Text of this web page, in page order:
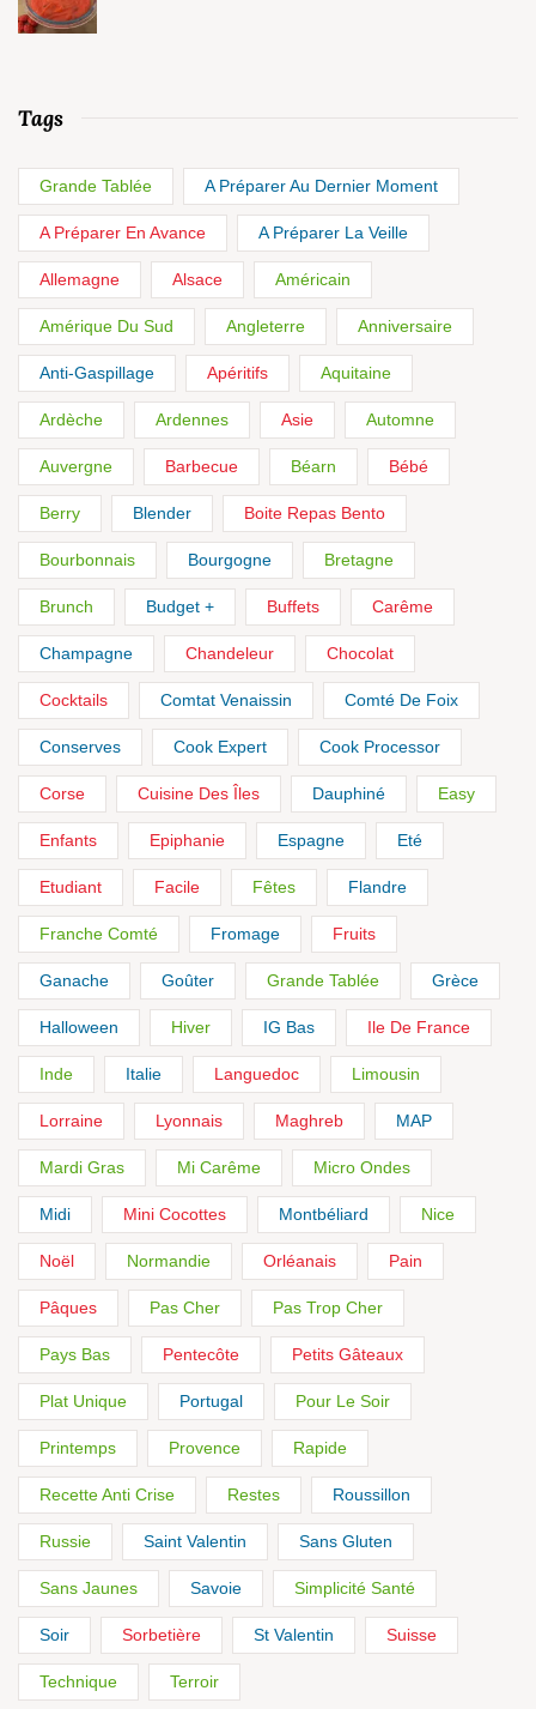
Tags
Grande Tablée A Préparer Au Dernier Moment
A Préparer En Avance A Préparer La Veille
Allemagne Alsace Américain
Amérique Du Sud Angleterre Anniversaire
Anti-Gaspillage Apéritifs Aquitaine
Ardèche Ardennes Asie Automne
Auvergne Barbecue Béarn Bébé
Berry Blender Boite Repas Bento
Bourbonnais Bourgogne Bretagne
Brunch Budget + Buffets Carême
Champagne Chandeleur Chocolat
Cocktails Comtat Venaissin Comté De Foix
Conserves Cook Expert Cook Processor
Corse Cuisine Des Îles Dauphiné Easy
Enfants Epiphanie Espagne Eté
Etudiant Facile Fêtes Flandre
Franche Comté Fromage Fruits
Ganache Goûter Grande Tablée Grèce
Halloween Hiver IG Bas Ile De France
Inde Italie Languedoc Limousin
Lorraine Lyonnais Maghreb MAP
Mardi Gras Mi Carême Micro Ondes
Midi Mini Cocottes Montbéliard Nice
Noël Normandie Orléanais Pain
Pâques Pas Cher Pas Trop Cher
Pays Bas Pentecôte Petits Gâteaux
Plat Unique Portugal Pour Le Soir
Printemps Provence Rapide
Recette Anti Crise Restes Roussillon
Russie Saint Valentin Sans Gluten
Sans Jaunes Savoie Simplicité Santé
Soir Sorbetière St Valentin Suisse
Technique Terroir